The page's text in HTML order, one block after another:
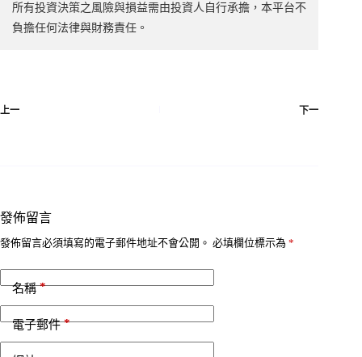
所有投資決策之風險與損益需由投資人自行承擔，本平台不
負擔任何法律與財務責任。
上一 下一
發佈留言
發佈留言必須填寫的電子郵件地址不會公開。 必填欄位標示為 *
名稱*
電子郵件*